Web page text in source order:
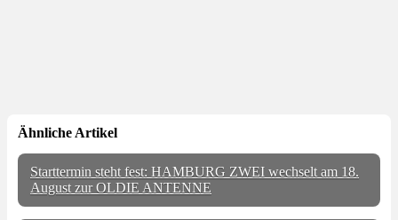
Ähnliche Artikel
Starttermin steht fest: HAMBURG ZWEI wechselt am 18.
August zur OLDIE ANTENNE